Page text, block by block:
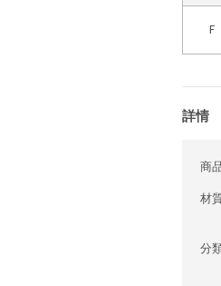
F
詳情
商
材
分